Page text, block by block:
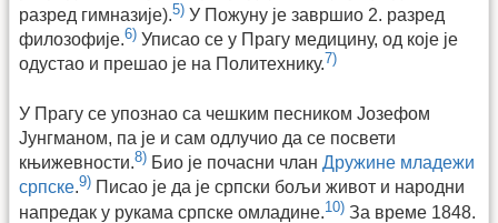
разред гимназије).5) У Пожуну је завршио 2. разред
филозофије.6) Уписао се у Прагу медицину, од које је
одустао и прешао је на Политехнику.7)
У Прагу се упознао са чешким песником Јозефом
Јунгманом, па је и сам одлучио да се посвети
књижевности.8) Био је почасни члан Дружине младежи
српске.9) Писао је да је српски бољи живот и народни
напредак у рукама српске омладине.10) За време 1848.